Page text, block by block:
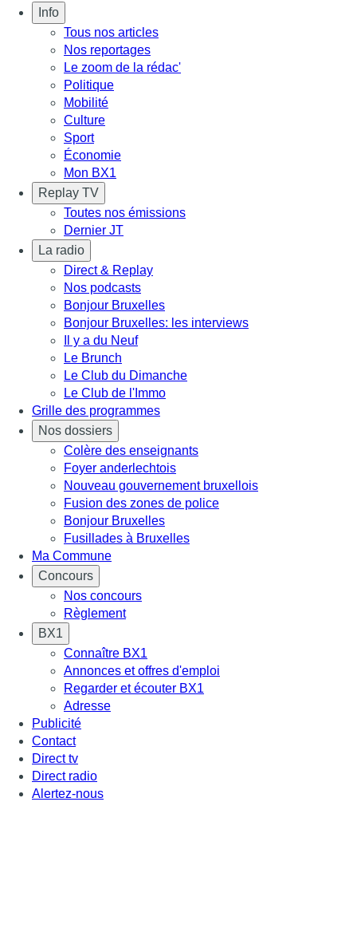
Info
Tous nos articles
Nos reportages
Le zoom de la rédac'
Politique
Mobilité
Culture
Sport
Économie
Mon BX1
Replay TV
Toutes nos émissions
Dernier JT
La radio
Direct & Replay
Nos podcasts
Bonjour Bruxelles
Bonjour Bruxelles: les interviews
Il y a du Neuf
Le Brunch
Le Club du Dimanche
Le Club de l'Immo
Grille des programmes
Nos dossiers
Colère des enseignants
Foyer anderlechtois
Nouveau gouvernement bruxellois
Fusion des zones de police
Bonjour Bruxelles
Fusillades à Bruxelles
Ma Commune
Concours
Nos concours
Règlement
BX1
Connaître BX1
Annonces et offres d'emploi
Regarder et écouter BX1
Adresse
Publicité
Contact
Direct tv
Direct radio
Alertez-nous